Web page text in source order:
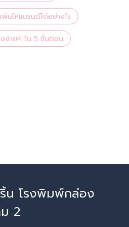
มให้แบรนด์ได้อย่างไร
ง่ายๆ ใน 5 ขั้นตอน
น โรงพิมพ์กล่อง
2